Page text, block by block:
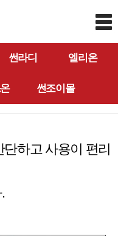
썬라디 엘리온
썬조이몰
하고 사용이 편리